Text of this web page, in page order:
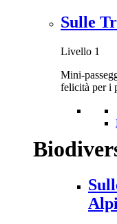
Sulle
Livello 1
Mini-
felicità per i
Alpi